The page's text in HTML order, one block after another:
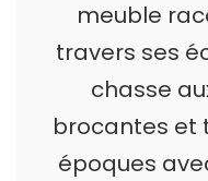
meuble
travers ses
chasse
brocantes et
époques